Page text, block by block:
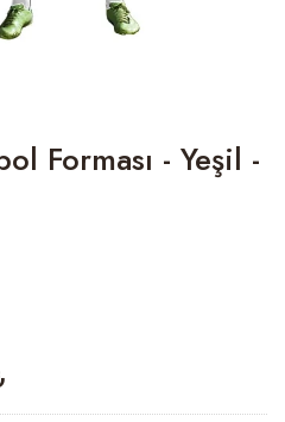
Forması - Yeşil -